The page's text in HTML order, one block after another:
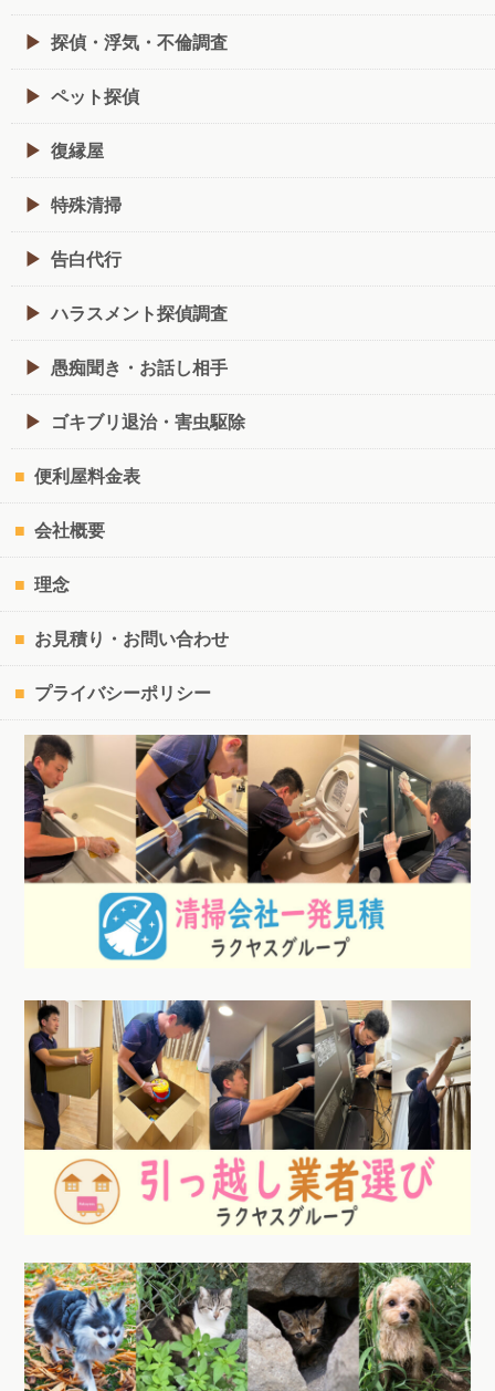
探偵・浮気・不倫調査
ペット探偵
復縁屋
特殊清掃
告白代行
ハラスメント探偵調査
愚痴聞き・お話し相手
ゴキブリ退治・害虫駆除
便利屋料金表
会社概要
理念
お見積り・お問い合わせ
プライバシーポリシー